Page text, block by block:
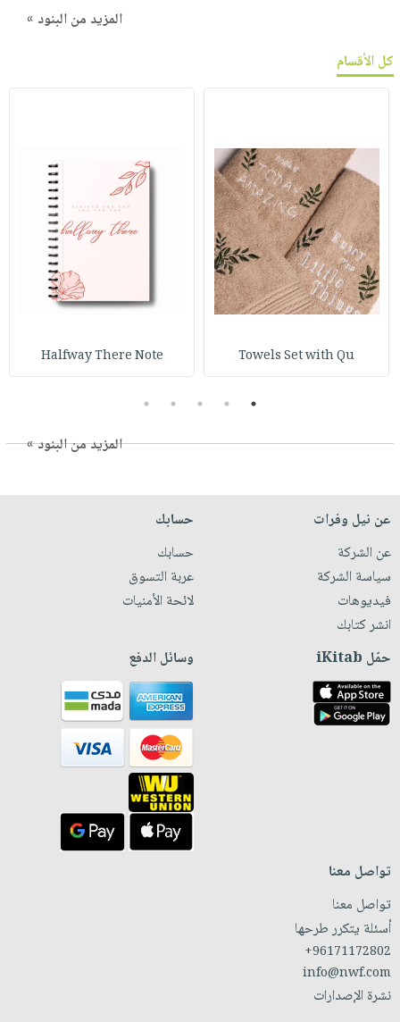
المزيد من البنود »
كل الأقسام
Towels Set with Qu
Halfway There Note
1
2
3
4
5
المزيد من البنود »
عن نيل وفرات
عن الشركة
سياسة الشركة
فيديوهات
انشر كتابك
حسابك
حسابك
عربة التسوق
لائحة الأمنيات
حمّل iKitab وسائل الدفع
تواصل معنا
تواصل معنا
أسئلة يتكرر طرحها
+96171172802
info@nwf.com
نشرة الإصدارات